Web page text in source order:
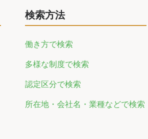
検索方法
働き方で検索
多様な制度で検索
認定区分で検索
所在地・会社名・業種などで検索